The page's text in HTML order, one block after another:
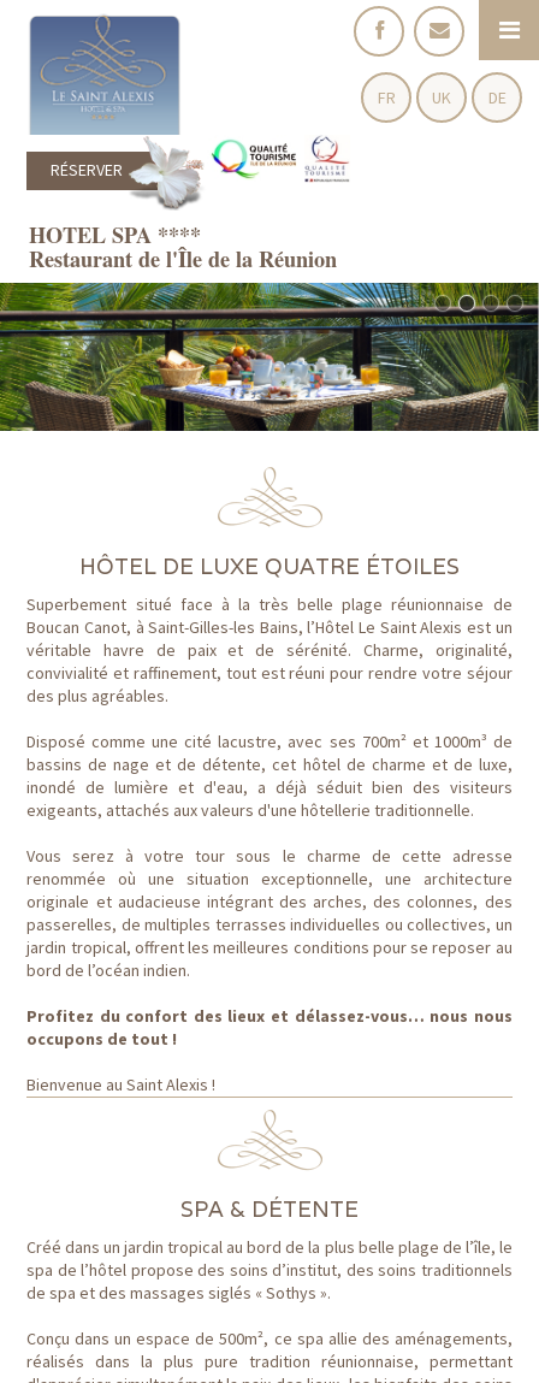
RÉSERVER
HOTEL SPA ****
Restaurant de l'Île de la Réunion
FR UK DE
HÔTEL DE LUXE QUATRE ÉTOILES
Superbement situé face à la très belle plage réunionnaise de
Boucan Canot, à Saint-Gilles-les Bains, l’Hôtel Le Saint Alexis est un
véritable havre de paix et de sérénité. Charme, originalité,
convivialité et raffinement, tout est réuni pour rendre votre séjour
des plus agréables.
Disposé comme une cité lacustre, avec ses 700m² et 1000m³ de
bassins de nage et de détente, cet hôtel de charme et de luxe,
inondé de lumière et d'eau, a déjà séduit bien des visiteurs
exigeants, attachés aux valeurs d'une hôtellerie traditionnelle.
Vous serez à votre tour sous le charme de cette adresse
renommée où une situation exceptionnelle, une architecture
originale et audacieuse intégrant des arches, des colonnes, des
passerelles, de multiples terrasses individuelles ou collectives, un
jardin tropical, offrent les meilleures conditions pour se reposer au
bord de l’océan indien.
Profitez du confort des lieux et délassez-vous… nous nous
occupons de tout !
Bienvenue au Saint Alexis !
SPA & DÉTENTE
Créé dans un jardin tropical au bord de la plus belle plage de l’île, le
spa de l’hôtel propose des soins d’institut, des soins traditionnels
de spa et des massages siglés « Sothys ».
Conçu dans un espace de 500m², ce spa allie des aménagements,
réalisés dans la plus pure tradition réunionnaise, permettant